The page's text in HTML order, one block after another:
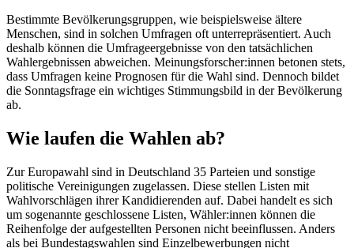
Bestimmte Bevölkerungsgruppen, wie beispielsweise ältere
Menschen, sind in solchen Umfragen oft unterrepräsentiert. Auch
deshalb können die Umfrageergebnisse von den tatsächlichen
Wahlergebnissen abweichen. Meinungsforscher:innen betonen stets,
dass Umfragen keine Prognosen für die Wahl sind. Dennoch bildet
die Sonntagsfrage ein wichtiges Stimmungsbild in der Bevölkerung
ab.
Wie laufen die Wahlen ab?
Zur Europawahl sind in Deutschland 35 Parteien und sonstige
politische Vereinigungen zugelassen. Diese stellen Listen mit
Wahlvorschlägen ihrer Kandidierenden auf. Dabei handelt es sich
um sogenannte geschlossene Listen, Wähler:innen können die
Reihenfolge der aufgestellten Personen nicht beeinflussen. Anders
als bei Bundestagswahlen sind Einzelbewerbungen nicht